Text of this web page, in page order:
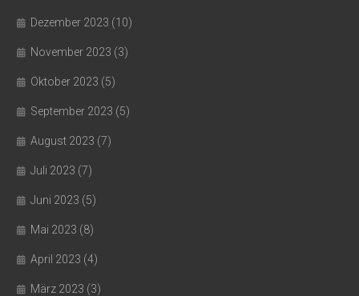
Dezember 2023 (10)
November 2023 (3)
Oktober 2023 (5)
September 2023 (5)
August 2023 (7)
Juli 2023 (7)
Juni 2023 (5)
Mai 2023 (8)
April 2023 (4)
März 2023 (3)